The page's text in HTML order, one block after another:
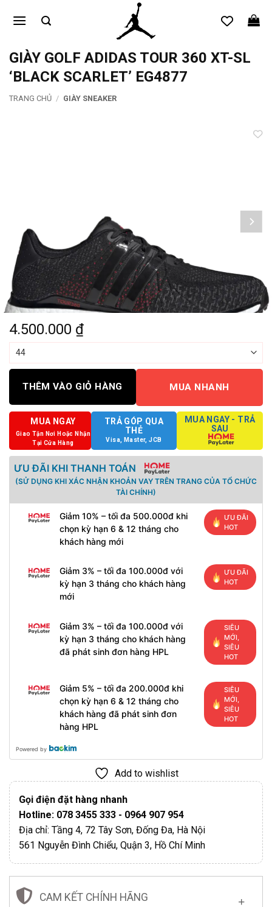
qua
dungGIÀY GOLF ADIDAS TOUR 360 XT-SL
‘BLACK SCARLET’ EG4877
TRANG CHỦ / GIÀY SNEAKER
4.500.000 ₫
THÊM VÀO GIỎ HÀNG MUA NHANH
MUA NGAY
Giao Tận Nơi Hoặc Nhận
Tại Cửa Hàng
TRẢ GÓP QUA
THẺ
Visa, Master, JCB
MUA NGAY - TRẢ
SAU
ƯU ĐÃI KHI THANH TOÁN
(SỬ DỤNG KHI XÁC NHẬN KHOẢN VAY TRÊN TRANG CỦA TỔ CHỨC
TÀI CHÍNH)
Giảm 10% – tối đa 500.000đ khi
chọn kỳ hạn 6 & 12 tháng cho
khách hàng mới
ƯU ĐÃI
HOT
Giảm 3% – tối đa 100.000đ với
kỳ hạn 3 tháng cho khách hàng
mới
ƯU ĐÃI
HOT
Giảm 3% – tối đa 100.000đ với
kỳ hạn 3 tháng cho khách hàng
đã phát sinh đơn hàng HPL
SIÊU
MỚI,
SIÊU
HOT
Giảm 5% – tối đa 200.000đ khi
chọn kỳ hạn 6 & 12 tháng cho
khách hàng đã phát sinh đơn
hàng HPL
SIÊU
MỚI,
SIÊU
HOT
Powered by
Add to wishlist
Gọi điện đặt hàng nhanh
Hotline: 078 3455 333 - 0964 907 954
Địa chỉ: Tầng 4, 72 Tây Sơn, Đống Đa, Hà Nội
561 Nguyễn Đình Chiểu, Quận 3, Hồ Chí Minh
CAM KẾT CHÍNH HÃNG